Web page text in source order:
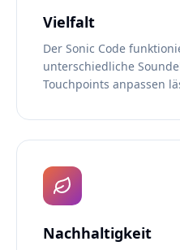
Vielfalt
Der Sonic Code
unterschiedliche
Touchpoints anpassen
Nachhaltigkeit